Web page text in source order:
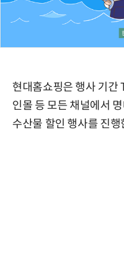
현대홈쇼핑은 행사 기간
인몰 등 모든 채널에서
수산물 할인 행사를 진행